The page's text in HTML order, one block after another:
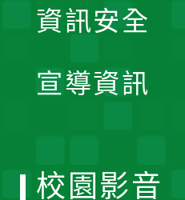
資訊安全
宣導資訊
校園影音